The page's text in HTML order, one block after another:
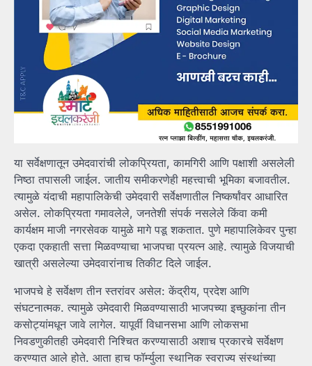
या सर्वेक्षणातून उमेदवारांची लोकप्रियता, कामगिरी आणि पक्षाशी असलेली
निष्ठा तपासली जाईल. जातीय समीकरणेही महत्त्वाची भूमिका बजावतील.
त्यामुळे यंदाची महापालिकेची उमेदवारी सर्वेक्षणातील निष्कर्षांवर आधारित
असेल. लोकप्रियता गमावलेले, जनतेशी संपर्क नसलेले किंवा कमी
कार्यक्षम माजी नगरसेवक यामुळे मागे पडू शकतात. पुणे महापालिकेवर पुन्हा
एकदा एकहाती सत्ता मिळवण्याचा भाजपचा प्रयत्न आहे. त्यामुळे विजयाची
खात्री असलेल्या उमेदवारांनाच तिकीट दिले जाईल.
भाजपचे हे सर्वेक्षण तीन स्तरांवर असेल: केंद्रीय, प्रदेश आणि
संघटनात्मक. त्यामुळे उमेदवारी मिळवण्यासाठी भाजपच्या इच्छुकांना तीन
कसोट्यांमधून जावे लागेल. यापूर्वी विधानसभा आणि लोकसभा
निवडणुकीतही उमेदवारी निश्चित करण्यासाठी अशाच प्रकारचे सर्वेक्षण
करण्यात आले होते. आता हाच फॉर्म्युला स्थानिक स्वराज्य संस्थांच्या